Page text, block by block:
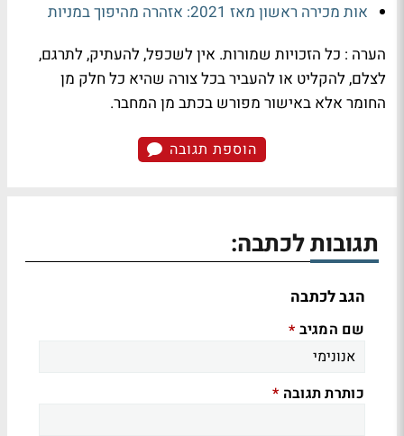
אות מכירה ראשון מאז 2021: אזהרה מהיפוך במניות
הערה : כל הזכויות שמורות. אין לשכפל, להעתיק, לתרגם,
לצלם, להקליט או להעביר בכל צורה שהיא כל חלק מן
החומר אלא באישור מפורש בכתב מן המחבר.
הוספת תגובה
תגובות לכתבה:
הגב לכתבה
שם המגיב *
כותרת תגובה *